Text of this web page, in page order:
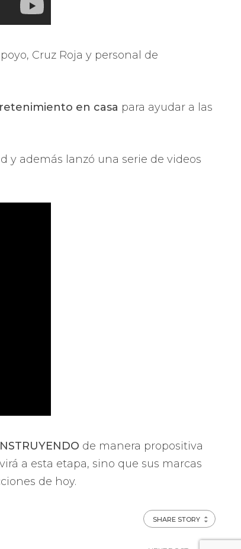
Cruz Roja y personal de
en casa para ayudar a las
y además lanzó una serie de videos
de manera propositiva
a esta etapa, sino que sus marcas
de hoy.
SHARE STORY